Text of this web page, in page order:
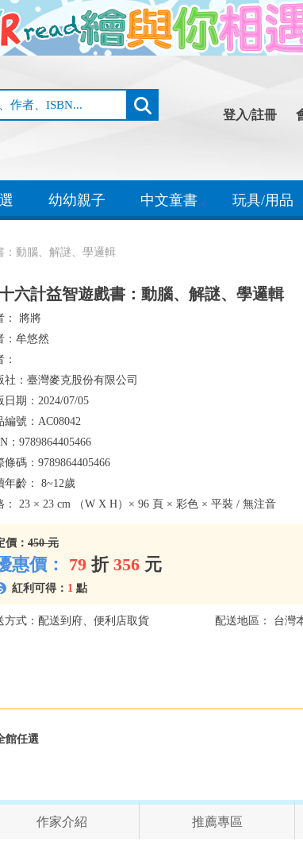
登入/註冊
幼幼親子 中文童書 玩具/用品
：動腦、解謎、學邏輯
六計益智遊戲書：動腦、解謎、學邏輯
： 將將
牟悠然
社： 臺灣麥克股份有限公司
日期： 2024/07/05
編號： AC08042
： 9789864405466
條碼： 9789864405466
年齡： 8~12歲
： 23 × 23 cm （W X H）× 96 頁 × 彩色 × 平裝 / 無注音
價： 450 元
惠價： 79 折 356 元
紅利可得： 1 點
方式：配送到府、便利店取貨 配送地區： 台灣
館任選
作家介紹 推薦專區